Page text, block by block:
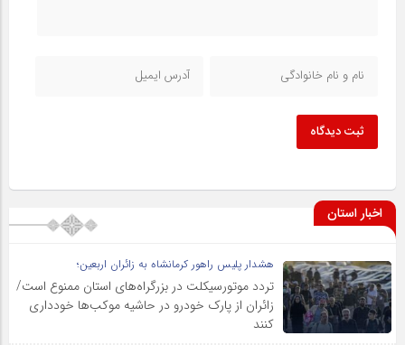
ثبت دیدگاه
اخبار استان
هشدار پلیس راهور کرمانشاه به زائران اربعین؛
تردد موتورسیکلت در بزرگراه‌های استان ممنوع است/
زائران از پارک خودرو در حاشیه موکب‌ها خودداری
کنند